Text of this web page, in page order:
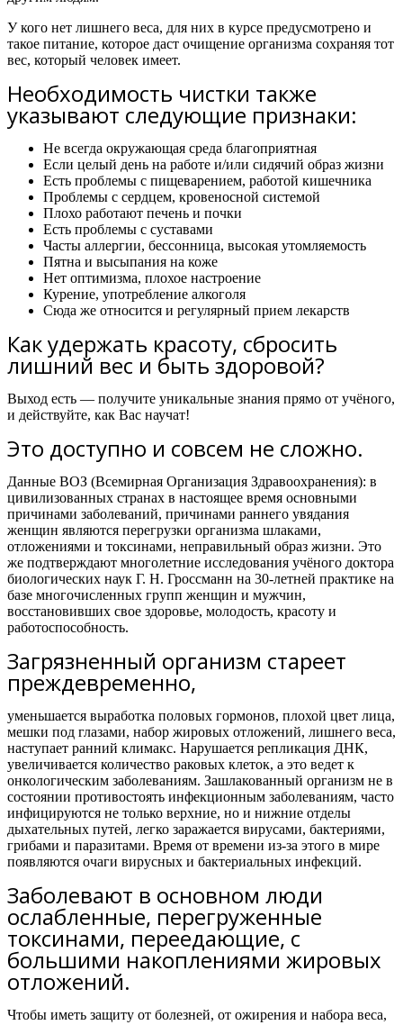
У кого нет лишнего веса, для них в курсе предусмотрено и
такое питание, которое даст очищение организма сохраняя тот
вес, который человек имеет.
Необходимость чистки также
указывают следующие признаки:
Не всегда окружающая среда благоприятная
Если целый день на работе и/или сидячий образ жизни
Есть проблемы с пищеварением, работой кишечника
Проблемы с сердцем, кровеносной системой
Плохо работают печень и почки
Есть проблемы с суставами
Часты аллергии, бессонница, высокая утомляемость
Пятна и высыпания на коже
Нет оптимизма, плохое настроение
Курение, употребление алкоголя
Сюда же относится и регулярный прием лекарств
Как удержать красоту, сбросить
лишний вес и быть здоровой?
Выход есть — получите уникальные знания прямо от учёного,
и действуйте, как Вас научат!
Это доступно и совсем не сложно.
Данные ВОЗ (Всемирная Организация Здравоохранения): в
цивилизованных странах в настоящее время основными
причинами заболеваний, причинами раннего увядания
женщин являются перегрузки организма шлаками,
отложениями и токсинами, неправильный образ жизни. Это
же подтверждают многолетние исследования учёного доктора
биологических наук Г. Н. Гроссманн на 30-летней практике на
базе многочисленных групп женщин и мужчин,
восстановивших свое здоровье, молодость, красоту и
работоспособность.
Загрязненный организм стареет
преждевременно,
уменьшается выработка половых гормонов, плохой цвет лица,
мешки под глазами, набор жировых отложений, лишнего веса,
наступает ранний климакс. Нарушается репликация ДНК,
увеличивается количество раковых клеток, а это ведет к
онкологическим заболеваниям. Зашлакованный организм не в
состоянии противостоять инфекционным заболеваниям, часто
инфицируются не только верхние, но и нижние отделы
дыхательных путей, легко заражается вирусами, бактериями,
грибами и паразитами. Время от времени из-за этого в мире
появляются очаги вирусных и бактериальных инфекций.
Заболевают в основном люди
ослабленные, перегруженные
токсинами, переедающие, с
большими накоплениями жировых
отложений.
Чтобы иметь защиту от болезней, от ожирения и набора веса,